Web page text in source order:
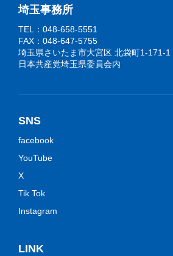
埼玉事務所
TEL：048-658-5551
FAX：048-647-5755
埼玉県さいたま市大宮区 北袋町1-171-1
日本共産党埼玉県委員会内
SNS
facebook
YouTube
X
Tik Tok
Instagram
LINK